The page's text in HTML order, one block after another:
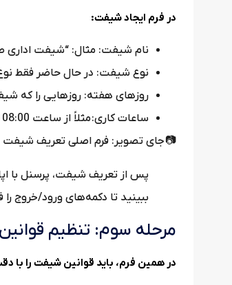
در فرم ایجاد شیفت:
نام شیفت: مثال: “شیفت اداری
نوع شیفت: در حال حاضر فقط
روزهای هفته: روزهایی را که
ساعات کاری: مثلاً از ساعت 08:00 تا 16:00
📷 جای تصویر: فرم اصلی تعریف شیفت
پس از تعریف شیفت، پرسنل با
ببینید تا دکمه‌های ورود/خروج را
مرحله سوم: تنظیم
در همین فرم، باید قوانین شیفت را با